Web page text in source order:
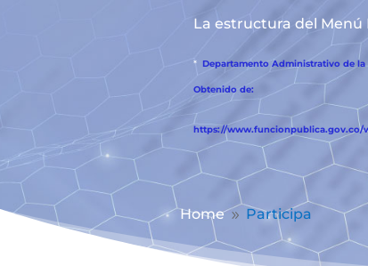
La estructura del Menú
* Departamento Administrativo de
Obtenido de:
https://www.funcionpublica.gov.co/
Home 9 Participa